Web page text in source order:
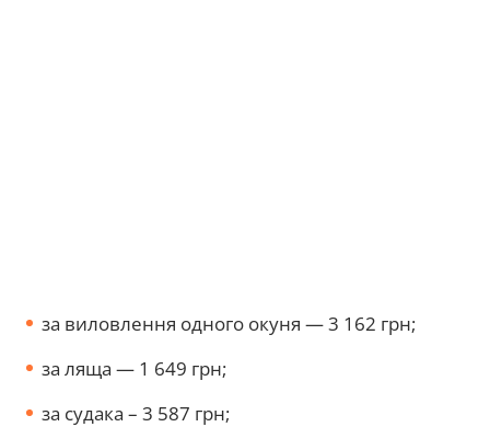
за виловлення одного окуня — 3 162 грн;
за ляща — 1 649 грн;
за судака – 3 587 грн;